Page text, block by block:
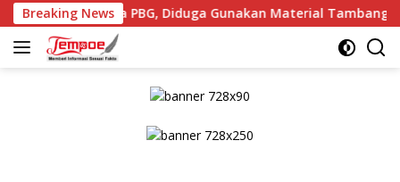
Langsung
ke
konten
Breaking News
PBG, Diduga Gunakan Material Tambang Ilegal